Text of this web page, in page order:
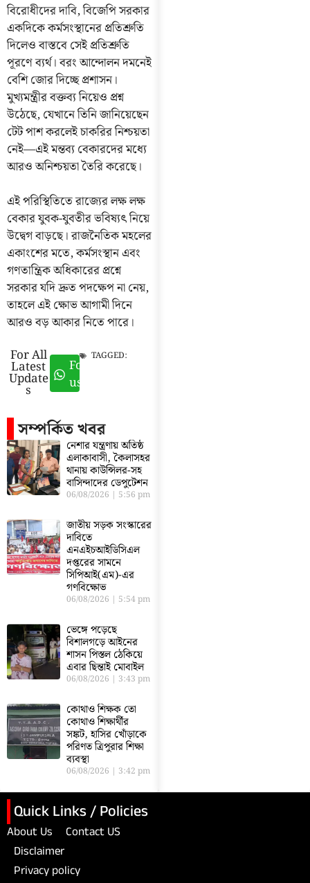
বিরোধীদের দাবি, বিজেপি সরকার
একদিকে কর্মসংস্থানের প্রতিশ্রুতি
দিলেও বাস্তবে সেই প্রতিশ্রুতি
পূরণে ব্যর্থ। বরং আন্দোলন দমনেই
বেশি জোর দিচ্ছে প্রশাসন।
মুখ্যমন্ত্রীর বক্তব্য নিয়েও প্রশ্ন
উঠেছে, যেখানে তিনি জানিয়েছেন
টেট পাশ করলেই চাকরির নিশ্চয়তা
নেই—এই মন্তব্য বেকারদের মধ্যে
আরও অনিশ্চয়তা তৈরি করেছে।
এই পরিস্থিতিতে রাজ্যের লক্ষ লক্ষ
বেকার যুবক-যুবতীর ভবিষ্যৎ নিয়ে
উদ্বেগ বাড়ছে। রাজনৈতিক মহলের
একাংশের মতে, কর্মসংস্থান এবং
গণতান্ত্রিক অধিকারের প্রশ্নে
সরকার যদি দ্রুত পদক্ষেপ না নেয়,
তাহলে এই ক্ষোভ আগামী দিনে
আরও বড় আকার নিতে পারে।
For All
Latest
Update
s
Follow
us
TAGGED:
সম্পর্কিত খবর
নেশার যন্ত্রণায় অতিষ্ঠ
এলাকাবাসী, কৈলাসহর
থানায় কাউন্সিলর-সহ
বাসিন্দাদের ডেপুটেশন
06/08/2026 5:56 pm
জাতীয় সড়ক সংস্কারের
দাবিতে
এনএইচআইডিসিএল
দপ্তরের সামনে
সিপিআই(এম)-এর
গণবিক্ষোভ
06/08/2026 5:54 pm
ভেঙ্গে পড়েছে
বিশালগড়ে আইনের
শাসন পিস্তল ঠেকিয়ে
এবার ছিন্তাই মোবাইল
06/08/2026 3:43 pm
কোথাও শিক্ষক তো
কোথাও শিক্ষার্থীর
সঙ্কট, হাসির খোঁড়াকে
পরিণত ত্রিপুরার শিক্ষা
ব্যবস্থা
06/08/2026 3:42 pm
Quick Links / Policies
About Us
Contact US
Disclaimer
Privacy policy